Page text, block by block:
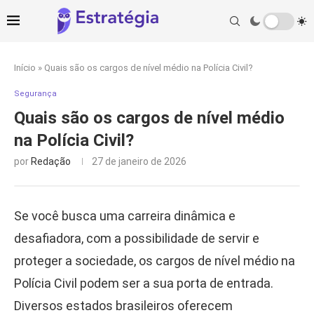
Início » Quais são os cargos de nível médio na Polícia Civil?
Segurança
Quais são os cargos de nível médio
na Polícia Civil?
por Redação 27 de janeiro de 2026
Se você busca uma carreira dinâmica e
desafiadora, com a possibilidade de servir e
proteger a sociedade, os cargos de nível médio na
Polícia Civil podem ser a sua porta de entrada.
Diversos estados brasileiros oferecem